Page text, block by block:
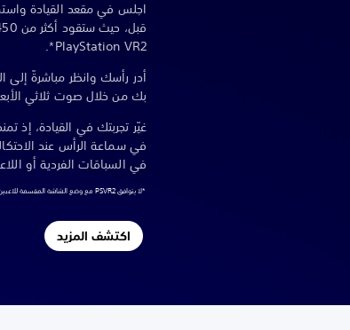
PlayStation VR2*.
أدر رأسك وانظر مباشرةً إلى
بك من خلال صوت ثلاثي
غيّر تجربتك في القيادة، إذ
في سماعة الرأس عند
في السباقات الفردية أو
*لا يتوافق PSVR2 مع وضع الشاشة المقسمة للاعبين اثنين
اكتشف المزيد